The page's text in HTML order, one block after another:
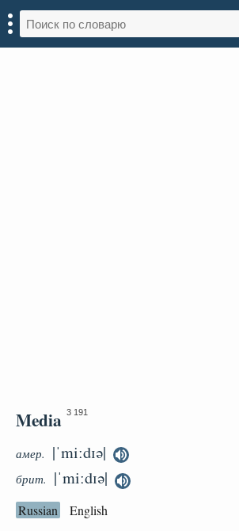
Media 3 191
амер. |ˈmiːdɪə|
брит. |ˈmiːdɪə|
Russian English